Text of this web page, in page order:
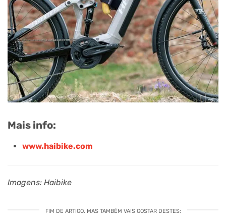
Mais info:
www.haibike.com
Imagens: Haibike
FIM DE ARTIGO. MAS TAMBÉM VAIS GOSTAR DESTES: